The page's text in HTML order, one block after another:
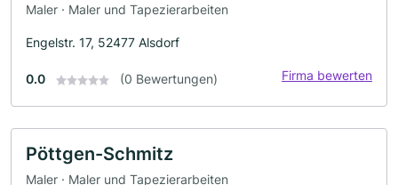
Maler · Maler und Tapezierarbeiten
Engelstr. 17, 52477 Alsdorf
0.0 (0 Bewertungen) Firma bewerten
Pöttgen-Schmitz
Maler · Maler und Tapezierarbeiten